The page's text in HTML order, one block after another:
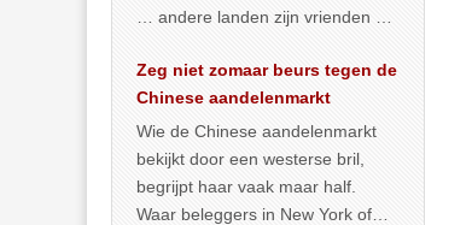
… andere landen zijn vrienden of
Zeg niet zomaar beurs tegen de
Chinese aandelenmarkt
Wie de Chinese aandelenmarkt
bekijkt door een westerse bril,
begrijpt haar vaak maar half.
Waar beleggers in New York of